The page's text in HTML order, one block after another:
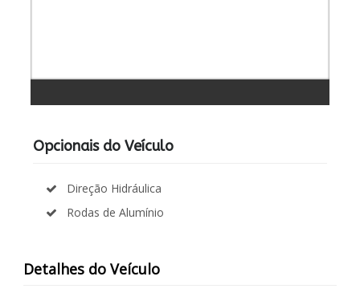
Opcionais do Veículo
Direção Hidráulica
Rodas de Alumínio
Detalhes do Veículo